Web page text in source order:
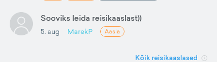
Sooviks leida reisikaaslast))
5. aug MarekP Aasia
Kõik reisikaaslased